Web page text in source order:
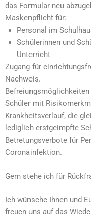
das Formular neu
Maskenpflicht für:
Personal im
Schülerinnen und
Unterricht
Zugang für
Nachweis.
Schüler mit
Krankheitsverlauf, die
lediglich erstgeimpfte
Betretungsverbote für
Coronainfektion.
Gern stehe ich für
Ich wünsche Ihnen und
freuen uns auf das